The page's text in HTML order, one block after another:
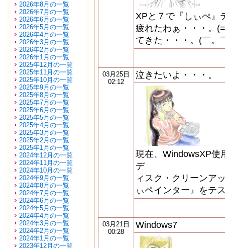
2026年8月の一覧
2026年7月の一覧
2026年6月の一覧
2026年5月の一覧
2026年4月の一覧
2026年3月の一覧
2026年2月の一覧
2026年1月の一覧
2025年12月の一覧
2025年11月の一覧
2025年10月の一覧
2025年9月の一覧
2025年8月の一覧
2025年7月の一覧
2025年6月の一覧
2025年5月の一覧
2025年4月の一覧
2025年3月の一覧
2025年2月の一覧
2025年1月の一覧
2024年12月の一覧
2024年11月の一覧
2024年10月の一覧
2024年9月の一覧
2024年8月の一覧
2024年7月の一覧
2024年6月の一覧
2024年5月の一覧
2024年4月の一覧
2024年3月の一覧
2024年2月の一覧
2024年1月の一覧
2023年12月の一覧
XPと７で『しぃぺ』
疲れたわぁ・・・。
てきた・・・。(￣。
03月25日
02:12
泣きたいよ・・・。
現在、WindowsXP使
デ
ィスク・クリーンア
ぃペインター』をテ
03月21日
00:28
Windows7